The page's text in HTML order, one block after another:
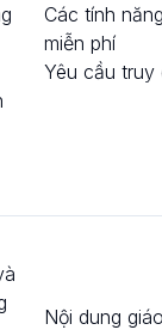
Các tính
miễn phí
Yêu cầu truy
Nội dung